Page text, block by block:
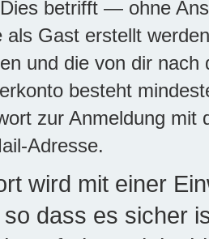
betrifft — ohne
als Gast erstellt
und die von dir
besteht
zur Anmeldung mit
Adresse.
wird mit einer
dass es sicher